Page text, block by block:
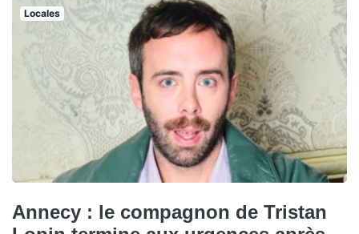
Locales
Annecy : le compagnon de Tristan